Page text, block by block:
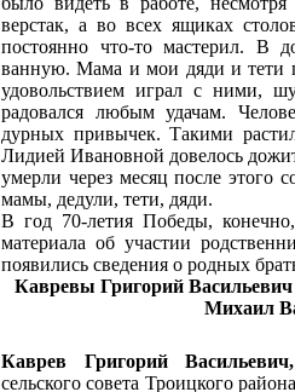
верстак, а во всех ящиках
постоянно что-то мастерил. В
ванную. Мама и мои дяди и тети
удовольствием играл с ними,
радовался любым удачам.
дурных привычек. Такими
Лидией Ивановной довелось
умерли через месяц после этого
мамы, дедули, тети, дяди.
В год 70-летия Победы,
материала об участии
появились сведения о родных
Кавревы Григорий Васильевич
Михаил
Каврев Григорий Васильевич,
сельского совета Троицкого